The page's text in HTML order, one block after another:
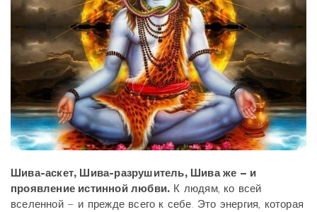
Шива-аскет, Шива-разрушитель, Шива же – и
проявление истинной любви. К людям, ко всей
вселенной – и прежде всего к себе. Это энергия, которая